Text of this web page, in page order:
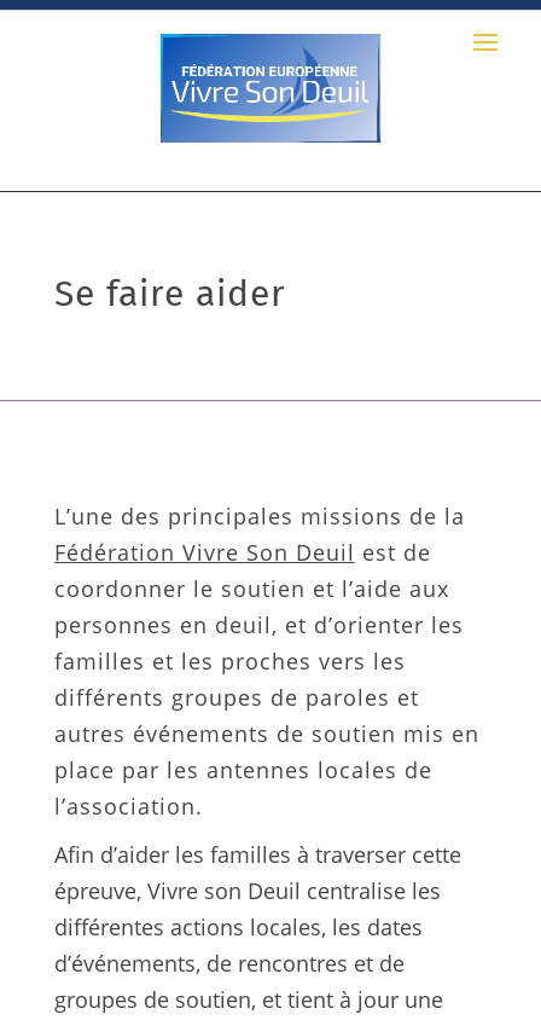
Se faire aider
L’une des principales missions de la
Fédération Vivre Son Deuil est de
coordonner le soutien et l’aide aux
personnes en deuil, et d’orienter les
familles et les proches vers les
différents groupes de paroles et
autres événements de soutien mis en
place par les antennes locales de
l’association.
Afin d’aider les familles à traverser cette
épreuve, Vivre son Deuil centralise les
différentes actions locales, les dates
d’événements, de rencontres et de
groupes de soutien, et tient à jour une